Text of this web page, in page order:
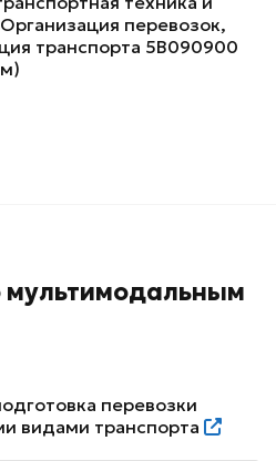
перевозок,
транспорта 5В090900
мультимодальным
перевозки
видами транспорта